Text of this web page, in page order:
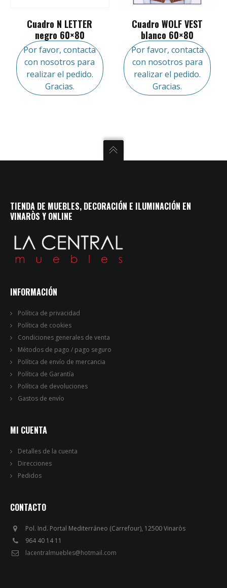
Cuadro N LETTER
negro 60×80
Por favor, contacta
con nosotros para
realizar el pedido.
Gracias.
Cuadro WOLF VEST
blanco 60×80
Por favor, contacta
con nosotros para
realizar el pedido.
Gracias.
TIENDA DE MUEBLES, DECORACIÓN E ILUMINACIÓN EN
VINARÒS Y ONLINE
INFORMACIÓN
Política de privacidad
Política de cookies
Condiciones generales de venta
Métodos de pago / pago seguro
Política de envío de mercancia
Política de Garantía
Política de devoluciones
Gastos de envío
MI CUENTA
Detalles de la cuenta
Direcciones
Pedidos
CONTACTO
Pol. Ind. Portal Mediterráneo (Carrefour), 12500 Vinaròs
964 40 14 11
lacentralmuebles@hotmail.com